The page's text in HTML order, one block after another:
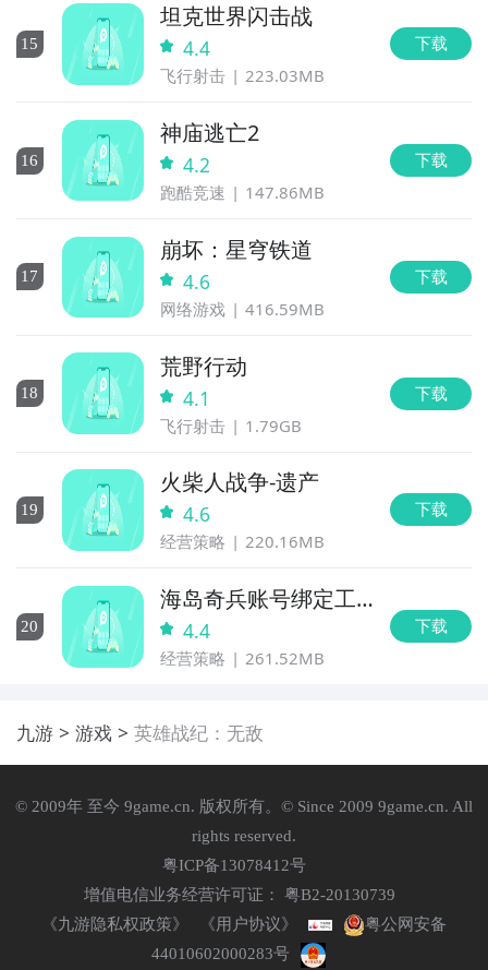
15
坦克世界闪击战
4.4
飞行射击 223.03MB
下载
16
神庙逃亡2
4.2
跑酷竞速 147.86MB
下载
17
崩坏：星穹铁道
4.6
网络游戏 416.59MB
下载
18
荒野行动
4.1
飞行射击 1.79GB
下载
19
火柴人战争-遗产
4.6
经营策略 220.16MB
下载
20
海岛奇兵账号绑定工
具 4.4
经营策略 261.52MB
下载
九游 游戏 英雄战纪：无敌
© 2009年 至今 9game.cn. 版权所有。© Since 2009 9game.cn. All
rights reserved.
粤ICP备13078412号
增值电信业务经营许可证： 粤B2-20130739
《九游隐私权政策》
《用户协议》
粤公网安备
44010602000283号